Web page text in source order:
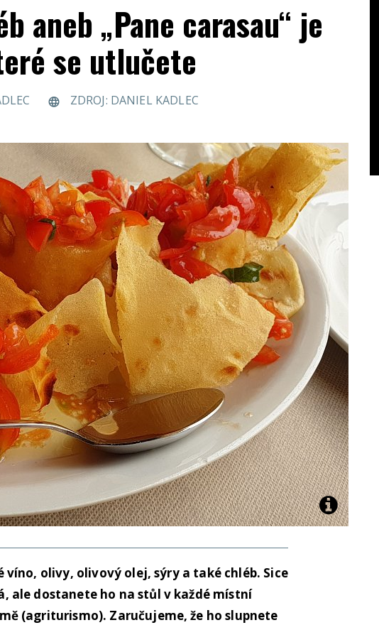
aneb „Pane carasau“ je
se utlučete
ZDROJ: DANIEL KADLEC
víno, olivy, olivový olej, sýry a také chléb. Sice
ale dostanete ho na stůl v každé místní
(agriturismo). Zaručujeme, že ho slupnete